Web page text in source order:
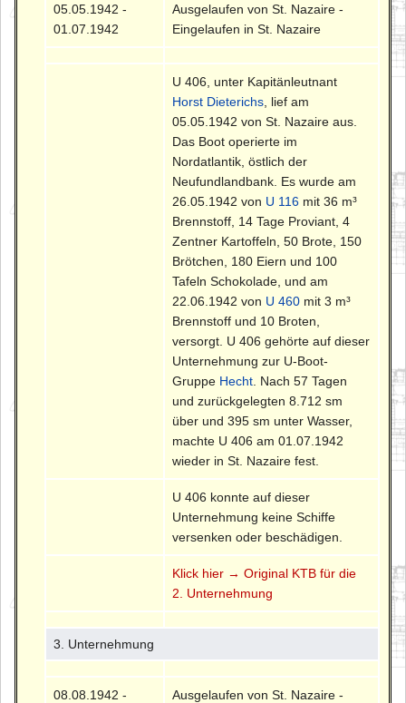
05.05.1942 -
01.07.1942
Ausgelaufen von St. Nazaire -
Eingelaufen in St. Nazaire
U 406, unter Kapitänleutnant
Horst Dieterichs , lief am
05.05.1942 von St. Nazaire aus.
Das Boot operierte im
Nordatlantik, östlich der
Neufundlandbank. Es wurde am
26.05.1942 von U 116 mit 36 m³
Brennstoff, 14 Tage Proviant, 4
Zentner Kartoffeln, 50 Brote, 150
Brötchen, 180 Eiern und 100
Tafeln Schokolade, und am
22.06.1942 von U 460 mit 3 m³
Brennstoff und 10 Broten,
versorgt. U 406 gehörte auf dieser
Unternehmung zur U-Boot-
Gruppe Hecht . Nach 57 Tagen
und zurückgelegten 8.712 sm
über und 395 sm unter Wasser,
machte U 406 am 01.07.1942
wieder in St. Nazaire fest.
U 406 konnte auf dieser
Unternehmung keine Schiffe
versenken oder beschädigen.
Klick hier → Original KTB für die
2. Unternehmung
3. Unternehmung
08.08.1942 - Ausgelaufen von St. Nazaire -